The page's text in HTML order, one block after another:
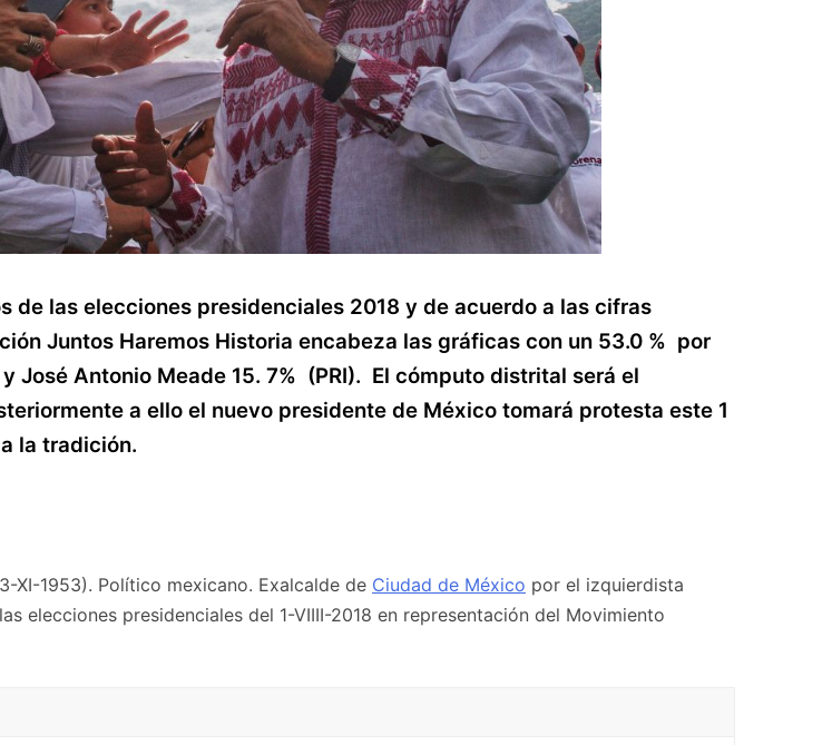
de las elecciones presidenciales 2018 y de acuerdo a las cifras
Juntos Haremos Historia encabeza las gráficas con un 53.0 % por
José Antonio Meade 15. 7% (PRI). El cómputo distrital será el
a ello el nuevo presidente de México tomará protesta este 1
la tradición.
XI-1953). Político mexicano. Exalcalde de Ciudad de México por el izquierdista
elecciones presidenciales del 1-VIIII-2018 en representación del Movimiento